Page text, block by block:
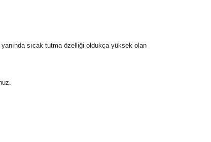
sıcak tutma özelliği oldukça yüksek olan